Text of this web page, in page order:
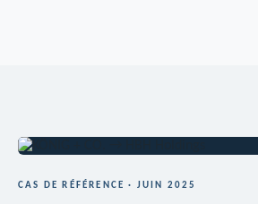
CAS DE RÉFÉRENCE · JUIN 2025